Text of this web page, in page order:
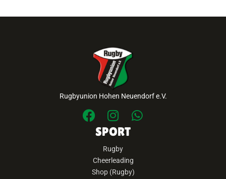
Rugbyunion Hohen Neuendorf e.V.
SPORT
Rugby
Cheerleading
Shop (Rugby)